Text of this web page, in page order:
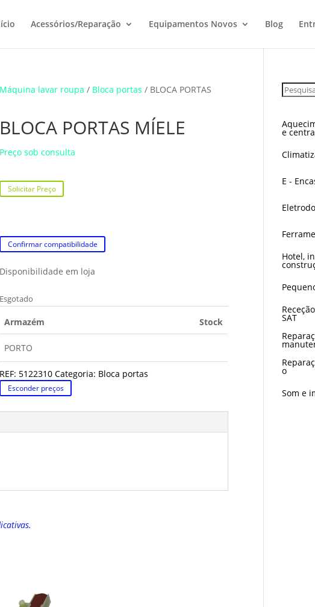
Acessórios/Reparação Equipamentos Novos Blog
Máquina lavar roupa / Bloca portas / BLOCA PORTAS
BLOCA PORTAS MÍELE
Preço sob consulta
Solicitar Preço
Confirmar compatibilidade
Disponibilidade em loja
Esgotado
Armazém Stock
PORTO
REF: 5122310 Categoria: Bloca portas
Esconder preços
e
E -
Hotel,
SAT
o
Som e